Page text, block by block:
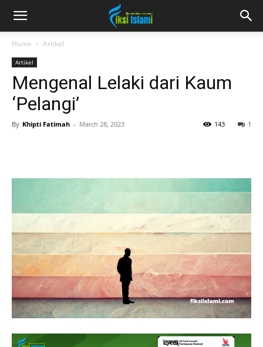
fiksiislami.com
Home Artikel
Artikel
Mengenal Lelaki dari Kaum
‘Pelangi’
By Khipti Fatimah - March 28, 2023 1
143